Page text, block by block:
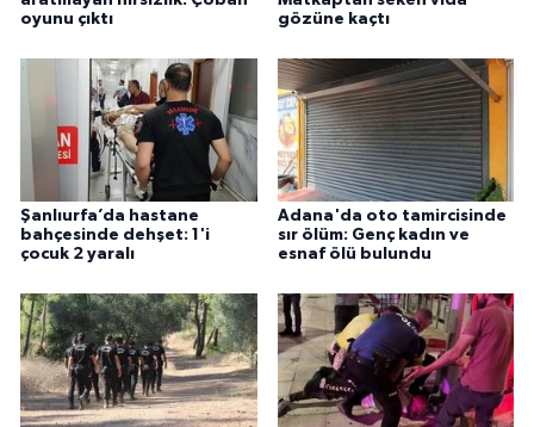
oyunu çıktı
gözüne kaçtı
Şanlıurfa’da hastane
bahçesinde dehşet: 1'i
çocuk 2 yaralı
Adana'da oto tamircisinde
sır ölüm: Genç kadın ve
esnaf ölü bulundu